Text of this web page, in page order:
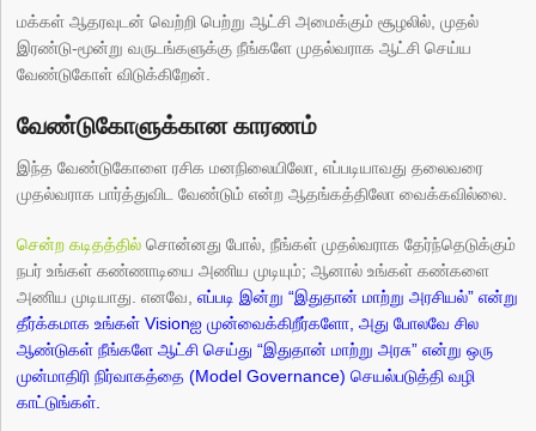
மக்கள் ஆதரவுடன் வெற்றி பெற்று ஆட்சி அமைக்கும் சூழலில், முதல்
இரண்டு-மூன்று வருடங்களுக்கு நீங்களே முதல்வராக ஆட்சி செய்ய
வேண்டுகோள் விடுக்கிறேன்.
வேண்டுகோளுக்கான காரணம்
இந்த வேண்டுகோளை ரசிக மனநிலையிலோ, எப்படியாவது தலைவரை
முதல்வராக பார்த்துவிட வேண்டும் என்ற ஆதங்கத்திலோ வைக்கவில்லை.
சென்ற கடிதத்தில் சொன்னது போல், நீங்கள் முதல்வராக தேர்ந்தெடுக்கும்
நபர் உங்கள் கண்ணாடியை அணிய முடியும்; ஆனால் உங்கள் கண்களை
அணிய முடியாது. எனவே,எப்படி இன்று “இதுதான் மாற்று அரசியல்” என்று
தீர்க்கமாக உங்கள் Visionஐ முன்வைக்கிறீர்களோ, அது போலவே சில
ஆண்டுகள் நீங்களே ஆட்சி செய்து “இதுதான் மாற்று அரசு” என்று ஒரு
முன்மாதிரி நிர்வாகத்தை (Model Governance) செயல்படுத்தி வழி
காட்டுங்கள்.